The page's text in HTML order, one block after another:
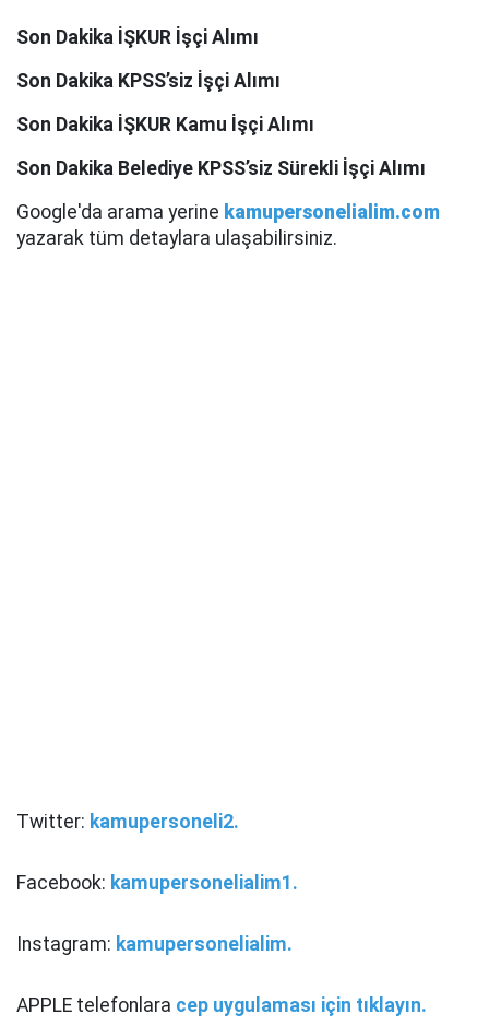
Son Dakika İŞKUR İşçi Alımı
Son Dakika KPSS’siz İşçi Alımı
Son Dakika İŞKUR Kamu İşçi Alımı
Son Dakika Belediye KPSS’siz Sürekli İşçi Alımı
Google'da arama yerine kamupersonelialim.com
yazarak tüm detaylara ulaşabilirsiniz.
Twitter: kamupersoneli2.
Facebook: kamupersonelialim1.
Instagram: kamupersonelialim.
APPLE telefonlara cep uygulaması için tıklayın.